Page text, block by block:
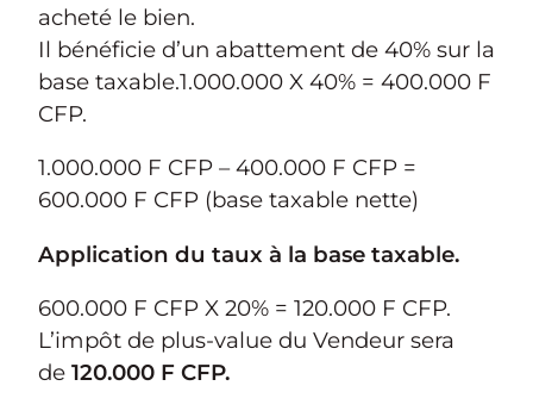
acheté le bien.
Il bénéficie d’un abattement de 40% sur la
base taxable.1.000.000 X 40% = 400.000 F
CFP.
1.000.000 F CFP – 400.000 F CFP =
600.000 F CFP (base taxable nette)
Application du taux à la base taxable.
600.000 F CFP X 20% = 120.000 F CFP.
L’impôt de plus-value du Vendeur sera
de 120.000 F CFP.